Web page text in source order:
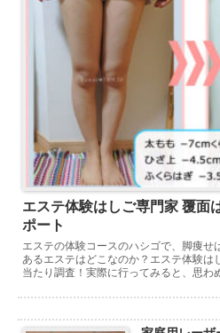
エステ体験はしご専門家 覆面
ポート
エステの体験コースのハシゴで、脚痩せ
あるエステはどこなのか？エステ体験は
当たり調査！実際に行ってみると、思わ